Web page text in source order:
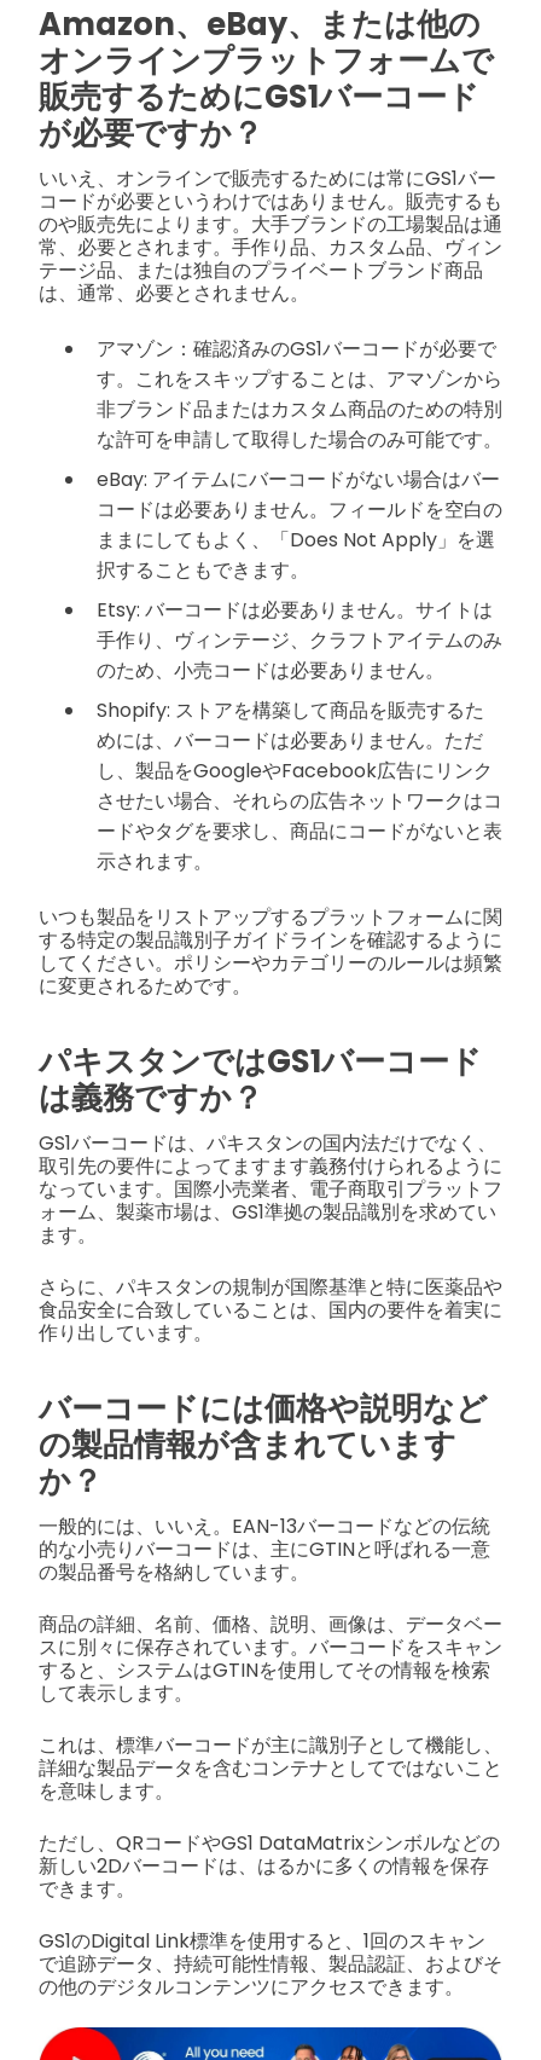
Amazon、eBay、または他の
オンラインプラットフォームで
販売するためにGS1バーコード
が必要ですか？
いいえ、オンラインで販売するためには常にGS1バー
コードが必要というわけではありません。販売するも
のや販売先によります。大手ブランドの工場製品は通
常、必要とされます。手作り品、カスタム品、ヴィン
テージ品、または独自のプライベートブランド商品
は、通常、必要とされません。
アマゾン：確認済みのGS1バーコードが必要で
す。これをスキップすることは、アマゾンから
非ブランド品またはカスタム商品のための特別
な許可を申請して取得した場合のみ可能です。
eBay: アイテムにバーコードがない場合はバー
コードは必要ありません。フィールドを空白の
ままにしてもよく、「Does Not Apply」を選
択することもできます。
Etsy: バーコードは必要ありません。サイトは
手作り、ヴィンテージ、クラフトアイテムのみ
のため、小売コードは必要ありません。
Shopify: ストアを構築して商品を販売するた
めには、バーコードは必要ありません。ただ
し、製品をGoogleやFacebook広告にリンク
させたい場合、それらの広告ネットワークはコ
ードやタグを要求し、商品にコードがないと表
示されます。
いつも製品をリストアップするプラットフォームに関
する特定の製品識別子ガイドラインを確認するように
してください。ポリシーやカテゴリーのルールは頻繁
に変更されるためです。
パキスタンではGS1バーコード
は義務ですか？
GS1バーコードは、パキスタンの国内法だけでなく、
取引先の要件によってますます義務付けられるように
なっています。国際小売業者、電子商取引プラットフ
ォーム、製薬市場は、GS1準拠の製品識別を求めてい
ます。
さらに、パキスタンの規制が国際基準と特に医薬品や
食品安全に合致していることは、国内の要件を着実に
作り出しています。
バーコードには価格や説明など
の製品情報が含まれています
か？
一般的には、いいえ。EAN-13バーコードなどの伝統
的な小売りバーコードは、主にGTINと呼ばれる一意
の製品番号を格納しています。
商品の詳細、名前、価格、説明、画像は、データベー
スに別々に保存されています。バーコードをスキャン
すると、システムはGTINを使用してその情報を検索
して表示します。
これは、標準バーコードが主に識別子として機能し、
詳細な製品データを含むコンテナとしてではないこと
を意味します。
ただし、QRコードやGS1 DataMatrixシンボルなどの
新しい2Dバーコードは、はるかに多くの情報を保存
できます。
GS1のDigital Link標準を使用すると、1回のスキャン
で追跡データ、持続可能性情報、製品認証、およびそ
の他のデジタルコンテンツにアクセスできます。